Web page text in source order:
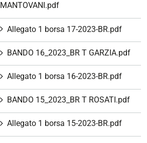
MANTOVANI.pdf
Allegato 1 borsa 17-2023-BR.pdf
BANDO 16_2023_BR T GARZIA.pdf
Allegato 1 borsa 16-2023-BR.pdf
BANDO 15_2023_BR T ROSATI.pdf
Allegato 1 borsa 15-2023-BR.pdf